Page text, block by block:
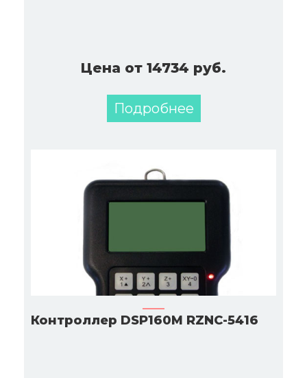
Цена от 14734 руб.
Подробнее
Контроллер DSP160M RZNC-5416